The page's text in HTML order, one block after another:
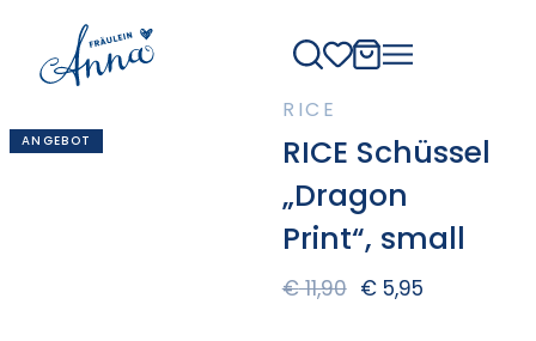
ANGEBOT
RICE
RICE Schüssel
„Dragon
Print“, small
€11,90 €5,95